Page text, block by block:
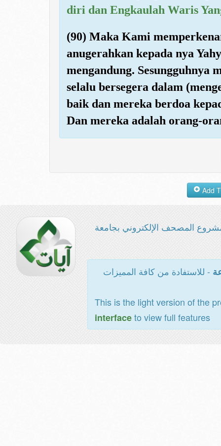
diri dan Engkaulah Waris
(90) Maka Kami
anugerahkan kepada nya
mengandung. Sesungguhnya
selalu bersegera dalam
baik dan mereka berdoa
Dan mereka adalah orang-
المصحف الإلكتروني بجامعة
- للاستفادة من كافة المميزات
This is the light version of the
interfaceto view full features